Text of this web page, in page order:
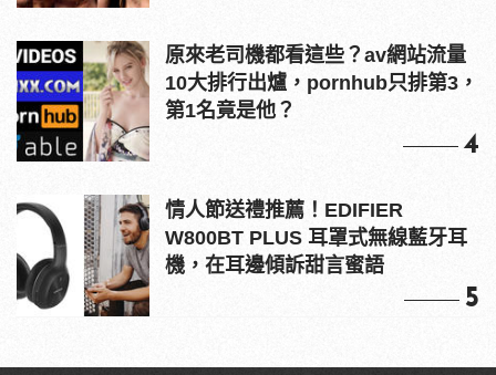
原來老司機都看這些？av網站流量
10大排行出爐，pornhub只排第3，
第1名竟是他？
4
情人節送禮推薦！EDIFIER
W800BT PLUS 耳罩式無線藍牙耳
機，在耳邊傾訴甜言蜜語
5